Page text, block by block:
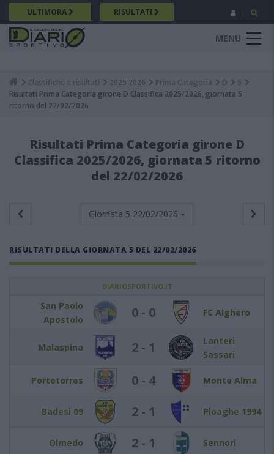
Salta
al
contenuto
principale
ULTIMORA RISULTATI
MENU
Breadcrumb
Classifiche e risultati 2025 2026 Prima Categoria D
5
Risultati Prima Categoria girone D Classifica 2025/2026, giornata 5
ritorno del 22/02/2026
Risultati Prima Categoria girone D
Classifica 2025/2026, giornata 5 ritorno
del 22/02/2026
Giornata 5 22/02/2026
RISULTATI DELLA GIORNATA 5 DEL 22/02/2026
DIARIOSPORTIVO.IT
San Paolo
Apostolo
0 - 0 FC Alghero
Malaspina 2 - 1
Lanteri
Sassari
Portotorres 0 - 4 Monte Alma
Badesi 09 2 - 1 Ploaghe 1994
Olmedo 2 - 1 Sennori